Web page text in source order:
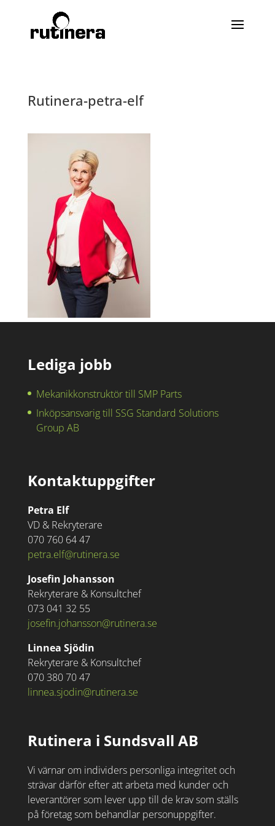
Rutinera-petra-elf
Lediga jobb
Mekanikkonstruktör till SMP Parts
Inköpsansvarig till SSG Standard Solutions
Group AB
Kontaktuppgifter
Petra Elf
VD & Rekryterare
070 760 64 47
petra.elf@rutinera.se
Josefin Johansson
Rekryterare & Konsultchef
073 041 32 55
josefin.johansson@rutinera.se
Linnea Sjödin
Rekryterare & Konsultchef
070 380 70 47
linnea.sjodin@rutinera.se
Rutinera i Sundsvall AB
Vi värnar om individers personliga integritet och
strävar därför efter att arbeta med kunder och
leverantörer som lever upp till de krav som ställs
på företag som behandlar personuppgifter.